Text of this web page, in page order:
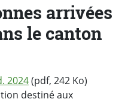
arrivées
le canton
2024(pdf, 242 Ko)
destiné aux